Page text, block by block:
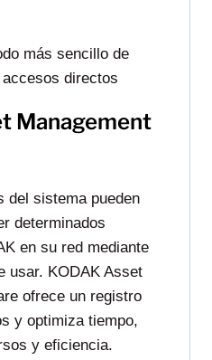
más sencillo de
directos
Management
del sistema pueden
determinados
en su red mediante
usar. KODAK Asset
ofrece un registro
y optimiza tiempo,
y eficiencia.